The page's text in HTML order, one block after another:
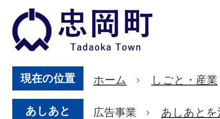
現在の位置 ホーム しごと・産業
あしあと 広告事業 あしあと